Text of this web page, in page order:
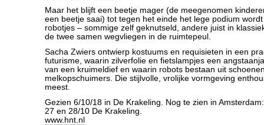
Maar het blijft een beetje mager (de meegenomen
een beetje saai) tot tegen het einde het lege podium
robotjes – sommige zelf geknutseld, andere juist in
de twee samen wegvliegen in de ruimtepeul.
Sacha Zwiers ontwierp kostuums en requisieten in een
futurisme, waarin zilverfolie en fietslampjes een
van een kruimeldief en waarin robots bestaan uit
melkopschuimers. Die stijlvolle, vrolijke vormgeving
meest.
Gezien 6/10/18 in De Krakeling. Nog te zien in
27 en 28/10 De Krakeling.
www.hnt.nl